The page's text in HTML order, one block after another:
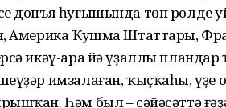
донъя һуғышында төп ролде
Америка Ҡушма Штаттары,
икәү-ара йә үҙаллы пландар
имзалаған, ҡыҫҡаһы,
Һәм был – сәйәсәттә